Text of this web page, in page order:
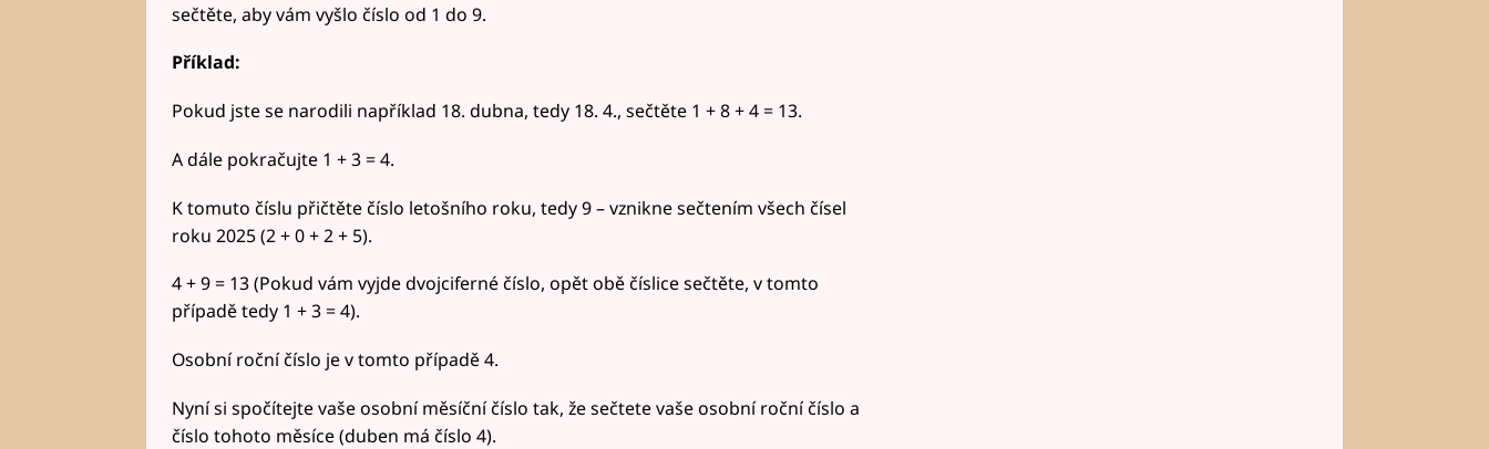
sečtěte, aby vám vyšlo číslo od 1 do 9.
Příklad:
Pokud jste se narodili například 18. dubna, tedy 18. 4., sečtěte 1 + 8 + 4 = 13.
A dále pokračujte 1 + 3 = 4.
K tomuto číslu přičtěte číslo letošního roku, tedy 9 – vznikne sečtením všech čísel
roku 2025 (2 + 0 + 2 + 5).
4 + 9 = 13 (Pokud vám vyjde dvojciferné číslo, opět obě číslice sečtěte, v tomto
případě tedy 1 + 3 = 4).
Osobní roční číslo je v tomto případě 4.
Nyní si spočítejte vaše osobní měsíční číslo tak, že sečtete vaše osobní roční číslo a
číslo tohoto měsíce (duben má číslo 4).